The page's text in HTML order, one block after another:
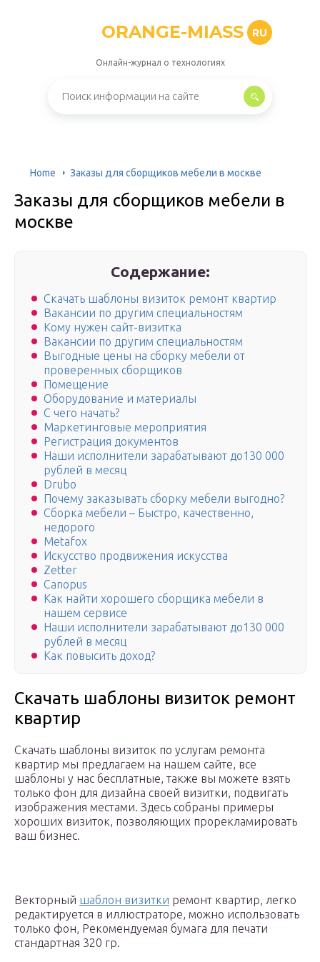
ORANGE-MIASS RU
Онлайн-журнал о технологиях
Home Заказы для сборщиков мебели в москве
Заказы для сборщиков мебели в
москве
Содержание:
Скачать шаблоны визиток ремонт квартир
Вакансии по другим специальностям
Кому нужен сайт-визитка
Вакансии по другим специальностям
Выгодные цены на сборку мебели от
проверенных сборщиков
Помещение
Оборудование и материалы
С чего начать?
Маркетинговые мероприятия
Регистрация документов
Наши исполнители зарабатывают до130 000
рублей в месяц
Drubo
Почему заказывать сборку мебели выгодно?
Сборка мебели – Быстро, качественно,
недорого
Metafox
Искусство продвижения искусства
Zetter
Canopus
Как найти хорошего сборщика мебели в
нашем сервисе
Наши исполнители зарабатывают до130 000
рублей в месяц
Как повысить доход?
Скачать шаблоны визиток ремонт
квартир
Скачать шаблоны визиток по услугам ремонта
квартир мы предлагаем на нашем сайте, все
шаблоны у нас бесплатные, также вы можете взять
только фон для дизайна своей визитки, подвигать
изображения местами. Здесь собраны примеры
хороших визиток, позволяющих прорекламировать
ваш бизнес.
Векторный шаблон визитки ремонт квартир, легко
редактируется в иллюстраторе, можно использовать
только фон, Рекомендуемая бумага для печати
стандартная 320 гр.